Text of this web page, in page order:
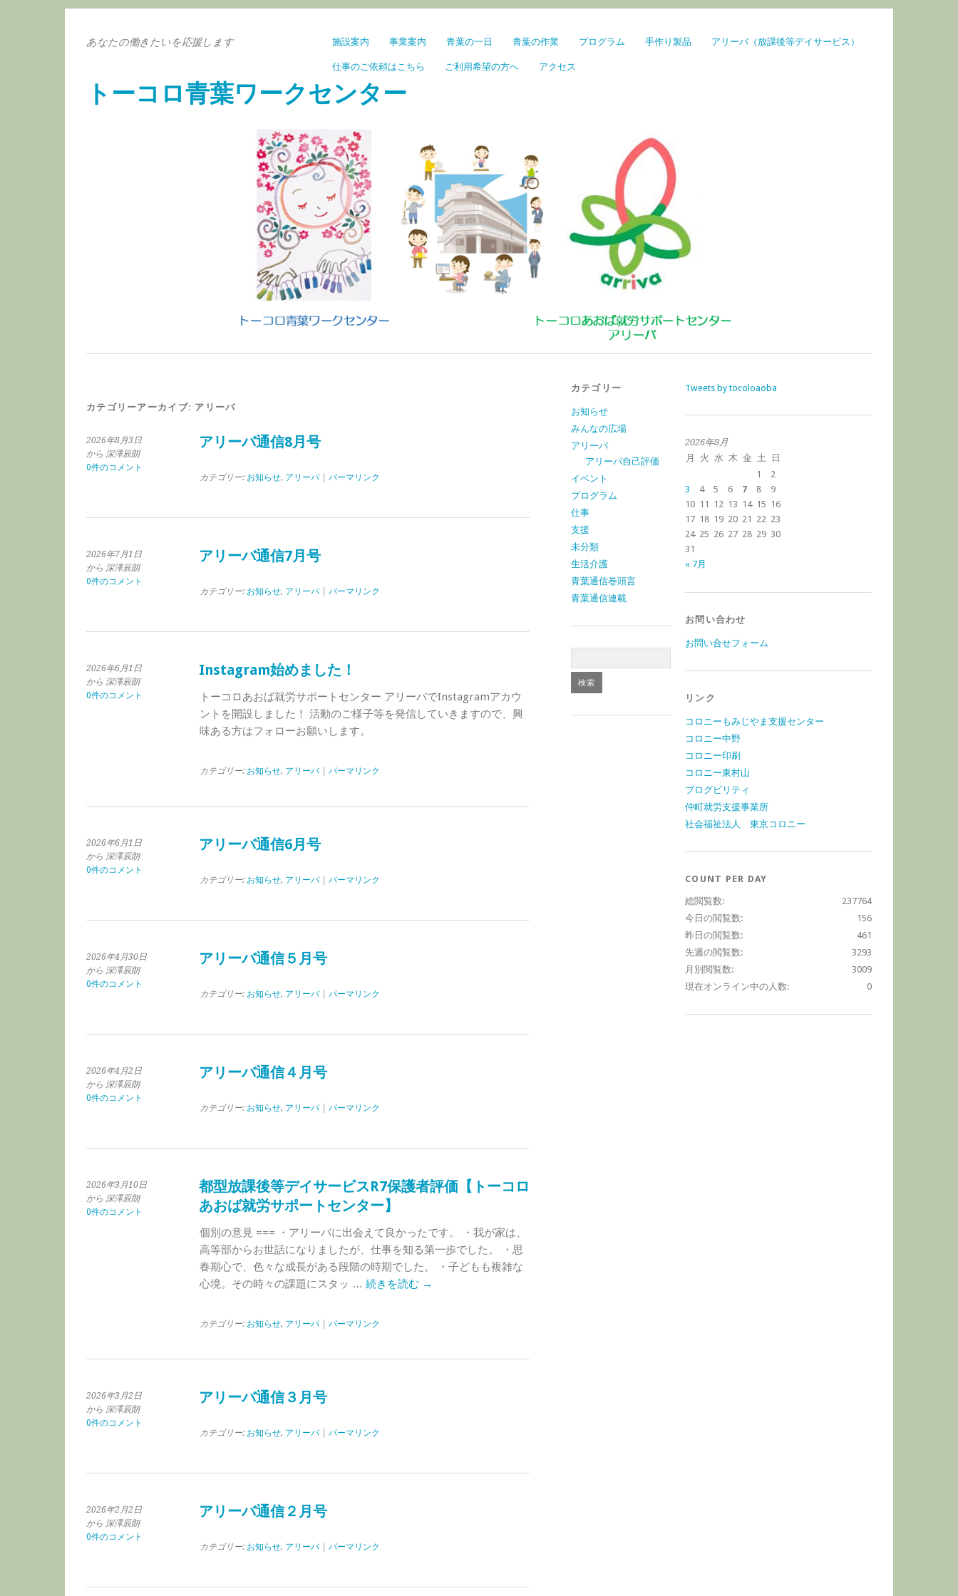
施設案内 事業案内 青葉の一日 青葉の作業 プログラム 手作り製品 アリーバ（放課後等デイサービス）
仕事のご依頼はこちら ご利用希望の方へ アクセス
トーコロ青葉ワークセンター
あなたの働きたいを応援します
カテゴリーアーカイブ: アリーバ
2026年8月3日
から 深澤辰朗
0件のコメント
アリーバ通信8月号
カテゴリー: お知らせ, アリーバ| パーマリンク
2026年7月1日
から 深澤辰朗
0件のコメント
アリーバ通信7月号
カテゴリー: お知らせ, アリーバ| パーマリンク
2026年6月1日
から 深澤辰朗
0件のコメント
Instagram始めました！
トーコロあおば就労サポートセンター アリーバでInstagramアカウ
ントを開設しました！ 活動のご様子等を発信していきますので、興
味ある方はフォローお願いします。
カテゴリー: お知らせ, アリーバ| パーマリンク
2026年6月1日
から 深澤辰朗
0件のコメント
アリーバ通信6月号
カテゴリー: お知らせ, アリーバ| パーマリンク
2026年4月30日
から 深澤辰朗
0件のコメント
アリーバ通信５月号
カテゴリー: お知らせ, アリーバ| パーマリンク
2026年4月2日
から 深澤辰朗
0件のコメント
アリーバ通信４月号
カテゴリー: お知らせ, アリーバ| パーマリンク
2026年3月10日
から 深澤辰朗
0件のコメント
都型放課後等デイサービスR7保護者評価【トーコロ
あおば就労サポートセンター】
個別の意見 === ・アリーバに出会えて良かったです。 ・我が家は、
高等部からお世話になりましたが、仕事を知る第一歩でした。 ・思
春期心で、色々な成長がある段階の時期でした。 ・子どもも複雑な
心境。その時々の課題にスタッ … 続きを読む →
カテゴリー: お知らせ, アリーバ| パーマリンク
2026年3月2日
から 深澤辰朗
0件のコメント
アリーバ通信３月号
カテゴリー: お知らせ, アリーバ| パーマリンク
2026年2月2日
から 深澤辰朗
0件のコメント
アリーバ通信２月号
カテゴリー: お知らせ, アリーバ| パーマリンク
カテゴリー
お知らせ
みんなの広場
アリーバ
アリーバ自己評価
イベント
プログラム
仕事
支援
未分類
生活介護
青葉通信巻頭言
青葉通信連載
Tweets by tocoloaoba
2026年8月
月
火 水 木 金 土
日
1
2
3
4 5 6 7 8
9
10 11 12 13 14 15 16
17 18 19 20 21 22 23
24 25 26 27 28 29 30
31
« 7月
お問い合わせ
お問い合せフォーム
リンク
コロニーもみじやま支援センター
コロニー中野
コロニー印刷
コロニー東村山
ブログビリティ
仲町就労支援事業所
社会福祉法人 東京コロニー
COUNT PER DAY
237764
総閲覧数:
156
今日の閲覧数:
461
昨日の閲覧数:
3293
先週の閲覧数:
3009
月別閲覧数:
0
現在オンライン中の人数: